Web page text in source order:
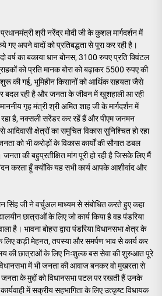
श्री नरेंद्र मोदी जी के कुशल मार्गदर्शन में
गए अपने वादों को प्रतिबद्धता से पूरा कर रही है।
वर्ष का बकाया धान बोनस, 3100 रुपए प्रति क्विंटल
को प्रति मानक बोरा को बढ़ाकर 5500 रुपए की
की गई, भूमिहीन किसानों को आर्थिक सहयता जैसे
बदल रही है और जनता के जीवन में खुशहाली आ रही
गृह मंत्री श्री अमित शाह जी के मार्गदर्शन में
रहा है, नक्सली सरेंडर कर रहें हैं और पीएम जनमन
आदिवासी क्षेत्रों का समुचित विकास सुनिश्चित हो रहा
को भी करोड़ों के विकास कार्यों की सौगात डबल
की बहुप्रतीक्षित मांग पूरी हो रही है जिसके लिए मैं
करता हूँ क्योंकि यह सभी कार्य आपके आशीर्वाद और
सिंह जी ने वर्चुअल माध्यम से संबोधित करते हुए कहा
छात्राओं के लिए जो कार्य किया है वह पंडरिया
है। भावना बोहरा द्वारा पंडरिया विधानसभा क्षेत्र के
कड़ी मेहनत, तपस्या और समर्पण भाव से कार्य कर
की छात्राओं के लिए निःशुल्क बस सेवा की शुरुआत पूरे
में भी जनता की आवाज बनकर वो मुखरता से
के मुद्दों को विधानसभा पटल पर रखती हैं उनके
में सक्रीय सहभागिता के लिए उत्कृष्ट विधायक